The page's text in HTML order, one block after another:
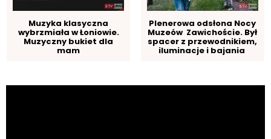
Muzyka klasyczna
wybrzmiała w Łoniowie.
Muzyczny bukiet dla
mam
Plenerowa odsłona Nocy
Muzeów Zawichoście. Był
spacer z przewodnikiem,
iluminacje i bajania